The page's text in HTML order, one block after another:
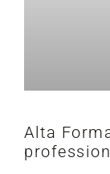
Alta